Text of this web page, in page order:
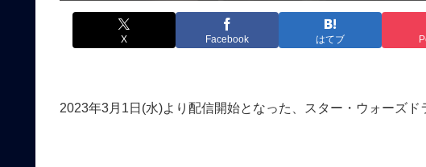
X Facebook はてブ
2023年3月1日(水)より配信開始となった、スター・ウォーズド